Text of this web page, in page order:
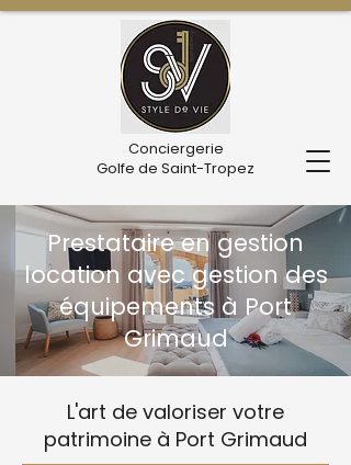
Conciergerie
Golfe de Saint-Tropez
Prestataire en gestion
location avec gestion des
équipements à Port
Grimaud
L'art de valoriser votre
patrimoine à Port Grimaud